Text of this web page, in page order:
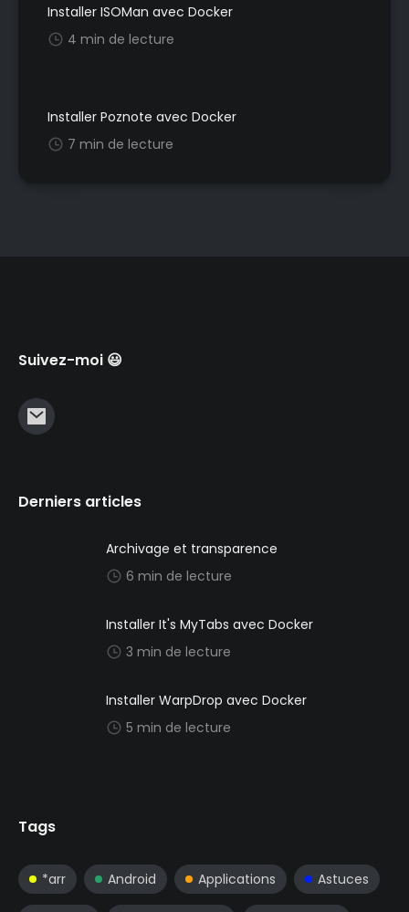
Installer ISOMan avec Docker
4 min de lecture
Installer Poznote avec Docker
7 min de lecture
Suivez-moi 😃
Derniers articles
Archivage et transparence
6 min de lecture
Installer It's MyTabs avec Docker
3 min de lecture
Installer WarpDrop avec Docker
5 min de lecture
Tags
*arr Android Applications Astuces